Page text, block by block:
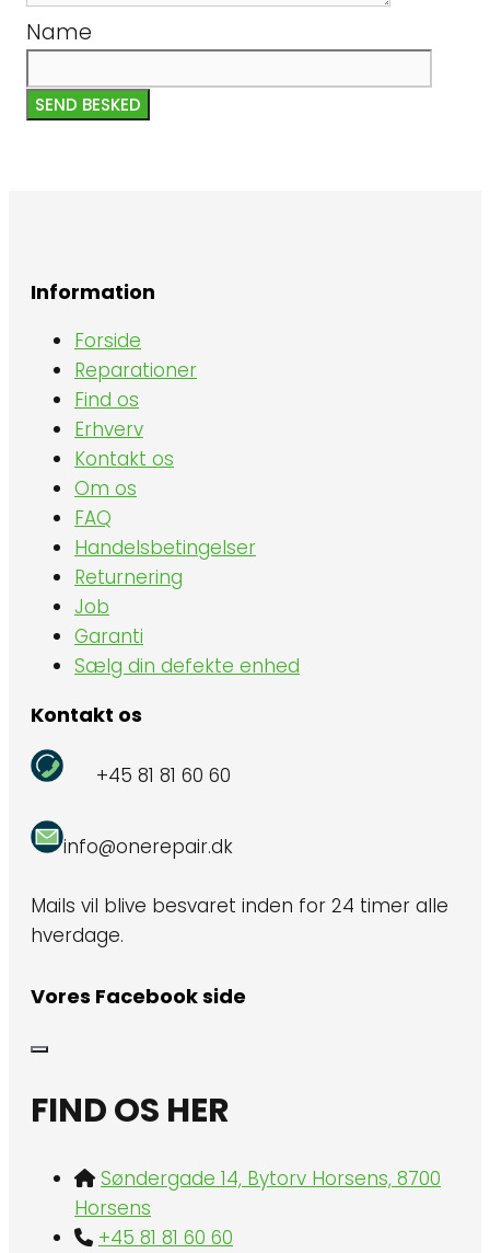
Name
SEND BESKED
Information
Forside
Reparationer
Find os
Erhverv
Kontakt os
Om os
FAQ
Handelsbetingelser
Returnering
Job
Garanti
Sælg din defekte enhed
Kontakt os
+45 81 81 60 60
info@onerepair.dk
Mails vil blive besvaret inden for 24 timer alle
hverdage.
Vores Facebook side
FIND OS HER
Søndergade 14, Bytorv Horsens, 8700
Horsens
+45 81 81 60 60